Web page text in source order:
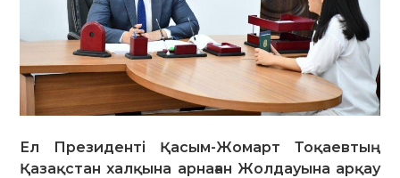
Ел Президенті Қасым-Жомарт Тоқаевтың
Қазақстан халқына арнаған Жолдауына арқау